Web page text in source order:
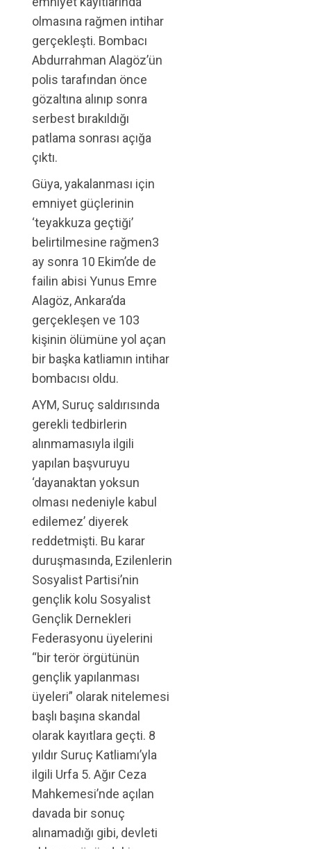
olmasına rağmen intihar
gerçekleşti. Bombacı
Abdurrahman Alagöz’ün
polis tarafından önce
gözaltına alınıp sonra
serbest bırakıldığı
patlama sonrası açığa
çıktı.
Güya, yakalanması için
emniyet güçlerinin
‘teyakkuza geçtiği’
belirtilmesine rağmen3
ay sonra 10 Ekim’de de
failin abisi Yunus Emre
Alagöz, Ankara’da
gerçekleşen ve 103
kişinin ölümüne yol açan
bir başka katliamın intihar
bombacısı oldu.
AYM, Suruç saldırısında
gerekli tedbirlerin
alınmamasıyla ilgili
yapılan başvuruyu
‘dayanaktan yoksun
olması nedeniyle kabul
edilemez’ diyerek
reddetmişti. Bu karar
duruşmasında, Ezilenlerin
Sosyalist Partisi’nin
gençlik kolu Sosyalist
Gençlik Dernekleri
Federasyonu üyelerini
“bir terör örgütünün
gençlik yapılanması
üyeleri” olarak nitelemesi
başlı başına skandal
olarak kayıtlara geçti. 8
yıldır Suruç Katliamı’yla
ilgili Urfa 5. Ağır Ceza
Mahkemesi’nde açılan
davada bir sonuç
alınamadığı gibi, devleti